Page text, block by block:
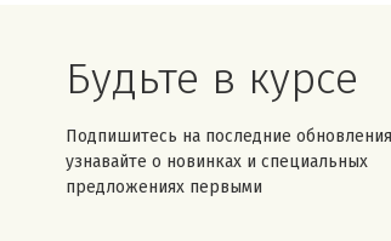
Будьте в курсе
Подпишитесь на последние
узнавайте о новинках и специальных
предложениях первыми